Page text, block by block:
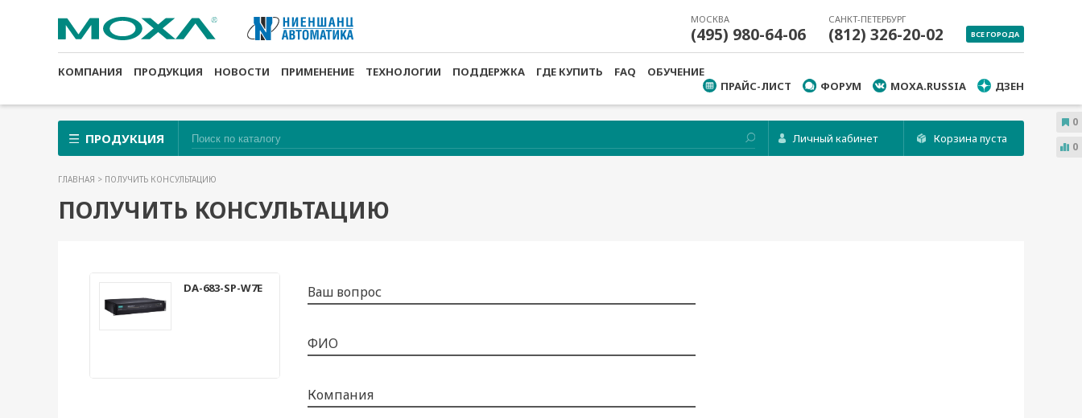
МОСКВА
(495) 980-64-06
САНКТ-ПЕТЕРБУРГ
(812) 326-20-02 ВСЕ ГОРОДА
КОМПАНИЯ ПРОДУКЦИЯ НОВОСТИ ПРИМЕНЕНИЕ ТЕХНОЛОГИИ ПОДДЕРЖКА ГДЕ КУПИТЬ FAQ
ОБУЧЕНИЕ
ПРАЙС-ЛИСТ
ФОРУМ MOXA.RUSSIA ДЗЕН
ПРОДУКЦИЯ Личный кабинет Корзина пуста
ГЛАВНАЯ > ПОЛУЧИТЬ КОНСУЛЬТАЦИЮ
ПОЛУЧИТЬ КОНСУЛЬТАЦИЮ
DA-683-SP-W7E Ваш вопрос
ФИО
Компания
0
0